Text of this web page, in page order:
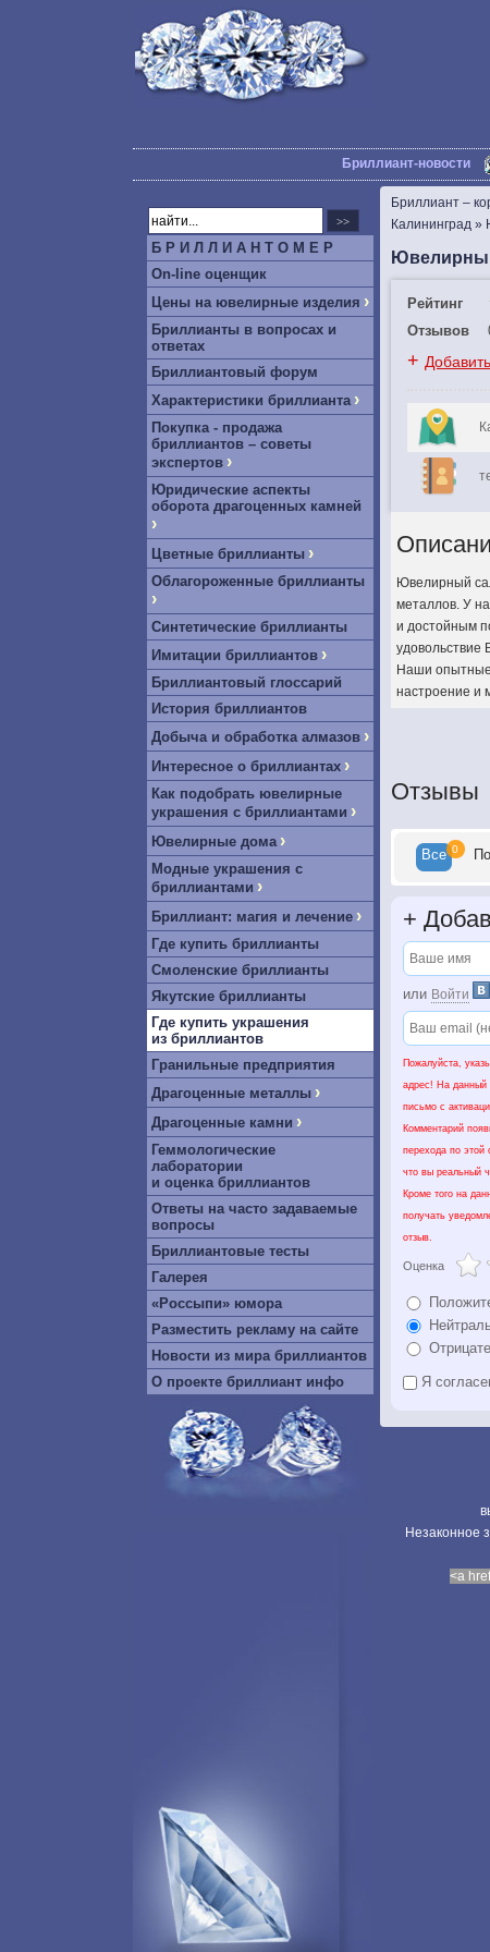
Бриллиант-новости
Б Р И Л Л И А Н Т О М Е Р
On-line оценщик
Цены на ювелирные изделия ›
Бриллианты в вопросах и
ответах
Бриллиантовый форум
Характеристики бриллианта ›
Покупка - продажа
бриллиантов – советы
экспертов ›
Юридические аспекты
оборота драгоценных камней
›
Цветные бриллианты ›
Облагороженные бриллианты
›
Синтетические бриллианты
Имитации бриллиантов ›
Бриллиантовый глоссарий
История бриллиантов
Добыча и обработка алмазов ›
Интересное о бриллиантах ›
Как подобрать ювелирные
украшения с бриллиантами ›
Ювелирные дома ›
Модные украшения с
бриллиантами ›
Бриллиант: магия и лечение ›
Где купить бриллианты
Смоленские бриллианты
Якутские бриллианты
Где купить украшения
из бриллиантов
Гранильные предприятия
Драгоценные металлы ›
Драгоценные камни ›
Геммологические
лаборатории
и оценка бриллиантов
Ответы на часто задаваемые
вопросы
Бриллиантовые тесты
Галерея
«Россыпи» юмора
Разместить рекламу на сайте
Новости из мира бриллиантов
О проекте бриллиант инфо
Бриллиант –
Калининград »
Рейтинг
Отзывов
+
Ювелирный
металлов. У
и достойным
Наши опытные
настроение и
Отзывы
Все 0
+
или Войти
Пожалуйста,
адрес! На данный
письмо с
Комментарий
перехода по этой
что вы реальный
Кроме того на
получать
отзыв.
Оценка
Я
Незаконное
<a